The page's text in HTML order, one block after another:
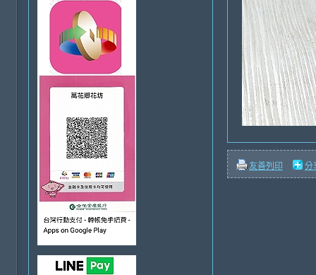
友善列印 分